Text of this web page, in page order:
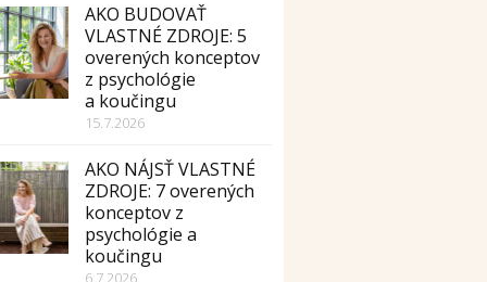
AKO BUDOVAŤ
VLASTNÉ ZDROJE: 5
overených konceptov
z psychológie
a koučingu
15.7.2026
AKO NÁJSŤ VLASTNÉ
ZDROJE: 7 overených
konceptov z
psychológie a
koučingu
6.7.2026